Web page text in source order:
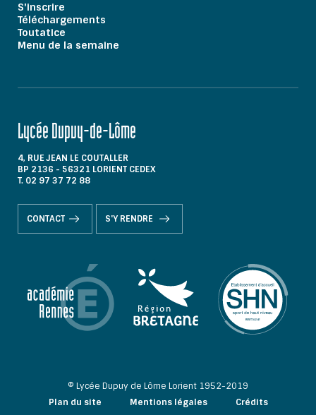
S'inscrire
Téléchargements
Toutatice
Menu de la semaine
Lycée Dupuy-de-Lôme
4, RUE JEAN LE COUTALLER
BP 2136 - 56321 LORIENT CEDEX
T. 02 97 37 72 88
CONTACT S'Y RENDRE
© Lycée Dupuy de Lôme Lorient 1952-2019
Plan du site
Mentions légales Crédits